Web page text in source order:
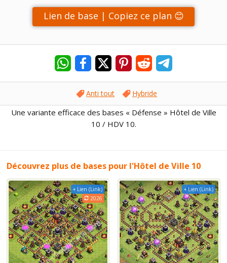
Lien de base | Copiez ce plan 😊
Anti tout Hybride
Une variante efficace des bases « Défense » Hôtel de Ville
10 / HDV 10.
Découvrez plus de bases pour l'Hôtel de Ville 10
+ Lien (Link)
2026
+ Lien (Link)